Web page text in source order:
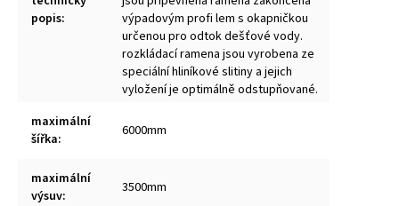
popis:
výpadovým profi lem s okapničkou
určenou pro odtok dešťové vody.
rozkládací ramena jsou vyrobena ze
speciální hliníkové slitiny a jejich
vyložení je optimálně odstupňované.
maximální
šířka: 6000mm
maximální
výsuv: 3500mm